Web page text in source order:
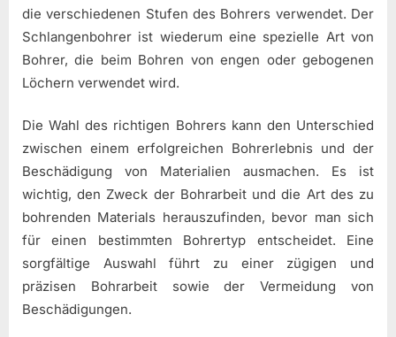
die verschiedenen Stufen des Bohrers verwendet. Der
Schlangenbohrer ist wiederum eine spezielle Art von
Bohrer, die beim Bohren von engen oder gebogenen
Löchern verwendet wird.
Die Wahl des richtigen Bohrers kann den Unterschied
zwischen einem erfolgreichen Bohrerlebnis und der
Beschädigung von Materialien ausmachen. Es ist
wichtig, den Zweck der Bohrarbeit und die Art des zu
bohrenden Materials herauszufinden, bevor man sich
für einen bestimmten Bohrertyp entscheidet. Eine
sorgfältige Auswahl führt zu einer zügigen und
präzisen Bohrarbeit sowie der Vermeidung von
Beschädigungen.